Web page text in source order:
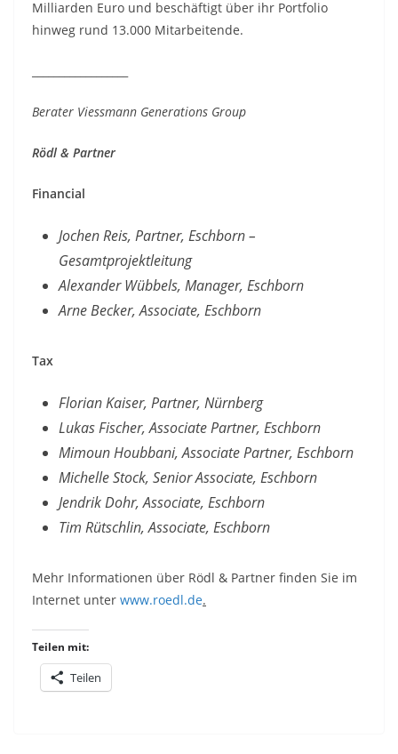
Milliarden Euro und beschäftigt über ihr Portfolio
hinweg rund 13.000 Mitarbeitende.
Berater Viessmann Generations Group
Rödl & Partner
Financial
Jochen Reis, Partner, Eschborn –
Gesamtprojektleitung
Alexander Wübbels, Manager, Eschborn
Arne Becker, Associate, Eschborn
Tax
Florian Kaiser, Partner, Nürnberg
Lukas Fischer, Associate Partner, Eschborn
Mimoun Houbbani, Associate Partner, Eschborn
Michelle Stock, Senior Associate, Eschborn
Jendrik Dohr, Associate, Eschborn
Tim Rütschlin, Associate, Eschborn
Mehr Informationen über Rödl & Partner finden Sie im
Internet unter www.roedl.de.
Teilen mit:
Teilen